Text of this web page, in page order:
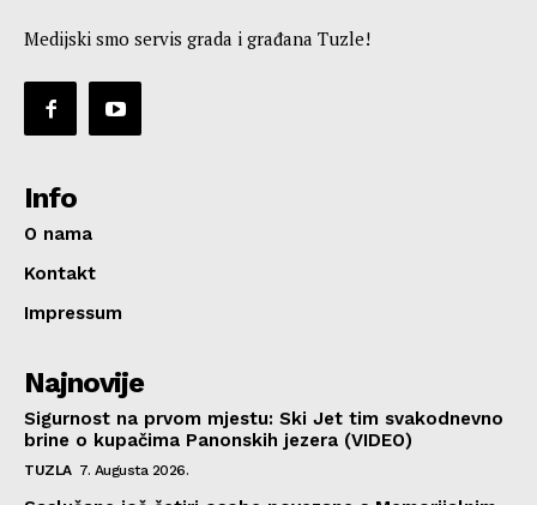
Medijski smo servis grada i građana Tuzle!
Info
O nama
Kontakt
Impressum
Najnovije
Sigurnost na prvom mjestu: Ski Jet tim svakodnevno
brine o kupačima Panonskih jezera (VIDEO)
TUZLA 7. Augusta 2026.